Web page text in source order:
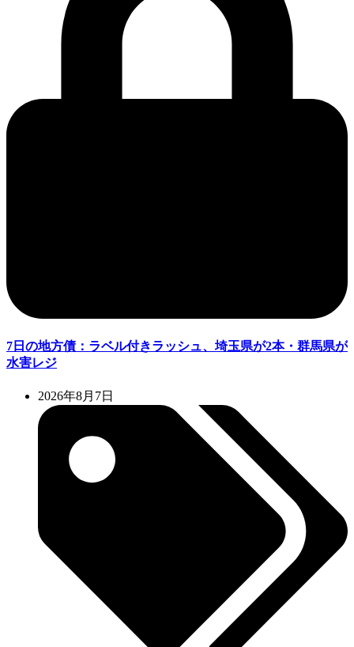
7日の地方債：ラベル付きラッシュ、埼玉県が2本・群馬県が
水害レジ
2026年8月7日